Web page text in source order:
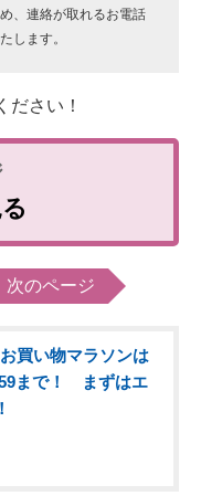
、連絡が取れるお電話
します。
さい！
次のページ
お買い物マラソンは
まで！ まずはエ